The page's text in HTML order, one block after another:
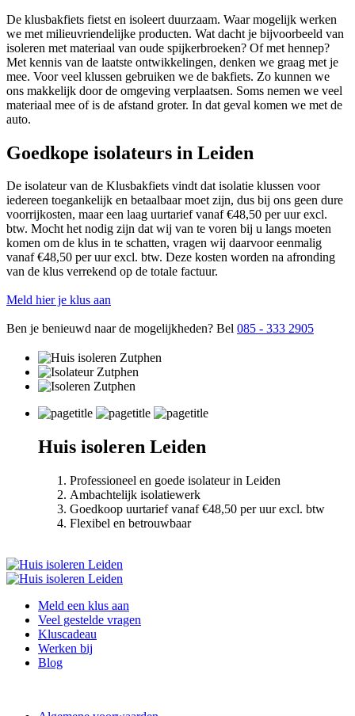
De klusbakfiets fietst en isoleert duurzaam. Waar mogelijk werken
we met milieuvriendelijke producten. Wat dacht je bijvoorbeeld van
isoleren met materiaal van oude spijkerbroeken? Of met hennep?
Met kennis van de laatste ontwikkelingen, denken we graag met je
mee. Voor veel klussen gebruiken we de bakfiets. Zo kunnen we
ons makkelijk door de omgeving verplaatsen. Soms nemen we veel
materiaal mee of is de afstand groter. In dat geval komen we met de
auto.
Goedkope isolateurs in Leiden
De isolateur van de Klusbakfiets vindt dat isolatie klussen voor
iedereen toegankelijk en betaalbaar moet zijn, dus bij ons geen dure
voorrijkosten, maar een laag uurtarief vanaf €48,50 per uur excl.
btw. Mocht het nodig zijn dat wij van te voren bij u langs moeten
komen om de klus in te schatten, vragen wij daarvoor eenmalig
vanaf €48,50 per uur excl. btw. Deze kosten worden na afronding
van de klus verrekend op de totale factuur.
Meld hier je klus aan
Ben je benieuwd naar de mogelijkheden? Bel 085 - 333 2905
Huis isoleren Leiden
Professioneel en goede isolateur in Leiden
Ambachtelijk isolatiewerk
Goedkoop uurtarief vanaf €48,50 per uur excl. btw
Flexibel en betrouwbaar
Meld een klus aan
Veel gestelde vragen
Kluscadeau
Werken bij
Blog